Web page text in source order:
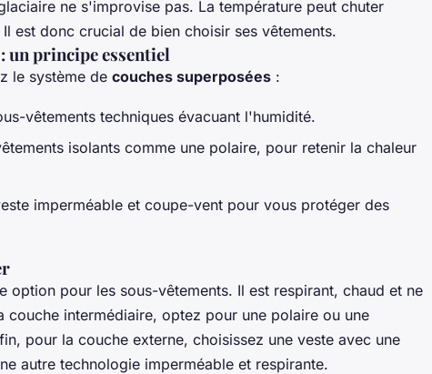
ne s'improvise pas. La température peut chuter
est donc crucial de bien choisir ses vêtements.
un principe essentiel
le système de couches superposées :
vêtements techniques évacuant l'humidité.
isolants comme une polaire, pour retenir la chaleur
imperméable et coupe-vent pour vous protéger des
option pour les sous-vêtements. Il est respirant, chaud et ne
couche intermédiaire, optez pour une polaire ou une
pour la couche externe, choisissez une veste avec une
autre technologie imperméable et respirante.